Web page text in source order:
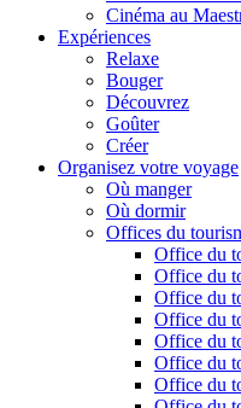
Cinéma au
Expériences
Relaxe
Bouger
Découvrez
Goûter
Créer
Organisez votre voyage
Où manger
Où dormir
Offices du
Office du
Office du
Office du
Office du
Office du
Office du
Office du